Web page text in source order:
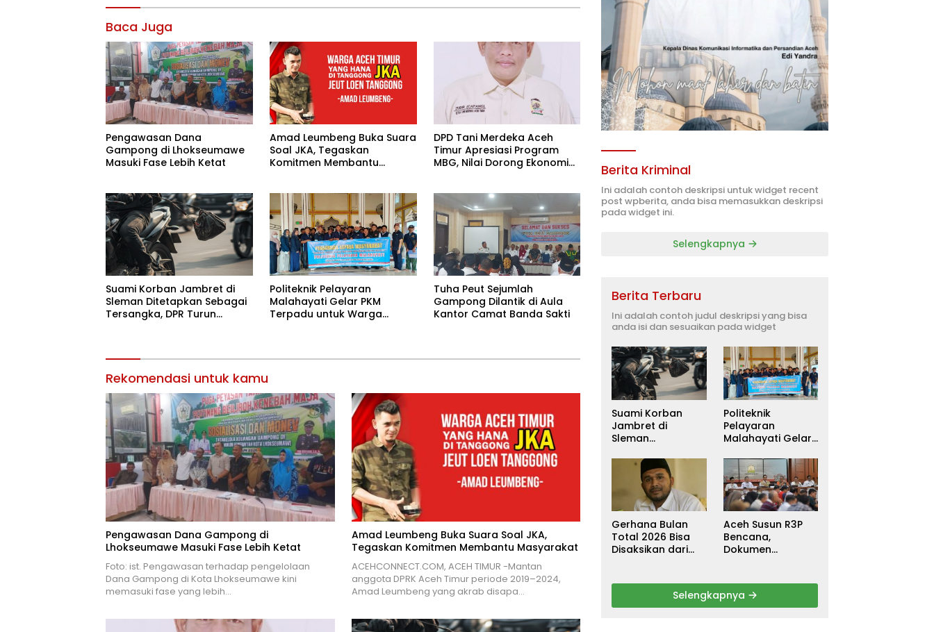
Baca Juga
Pengawasan Dana
Gampong di Lhokseumawe
Masuki Fase Lebih Ketat
Amad Leumbeng Buka Suara
Soal JKA, Tegaskan
Komitmen Membantu
DPD Tani Merdeka Aceh
Timur Apresiasi Program
MBG, Nilai Dorong Ekonomi
Suami Korban Jambret di
Sleman Ditetapkan Sebagai
Tersangka, DPR Turun
Politeknik Pelayaran
Malahayati Gelar PKM
Terpadu untuk Warga
Tuha Peut Sejumlah
Gampong Dilantik di Aula
Kantor Camat Banda Sakti
Rekomendasi untuk kamu
Pengawasan Dana Gampong di
Lhokseumawe Masuki Fase Lebih Ketat
Foto: ist. Pengawasan terhadap pengelolaan
Dana Gampong di Kota Lhokseumawe kini
memasuki fase yang lebih…
Amad Leumbeng Buka Suara Soal JKA,
Tegaskan Komitmen Membantu Masyarakat
ACEHCONNECT.COM, ACEH TIMUR -Mantan
anggota DPRK Aceh Timur periode 2019–2024,
Amad Leumbeng yang akrab disapa…
Berita Kriminal
Ini adalah contoh deskripsi untuk widget recent
post wpberita, anda bisa memasukkan deskripsi
pada widget ini.
Selengkapnya
Berita Terbaru
Ini adalah contoh judul deskripsi yang bisa
anda isi dan sesuaikan pada widget
Suami Korban
Jambret di
Sleman
Sebagai
Tersangka, DPR
Turun Tangan
Cari Keadilan
Politeknik
Pelayaran
Malahayati Gelar
untuk Warga
Terdampak Banjir
di Pidie Jaya
Gerhana Bulan
Total 2026 Bisa
Disaksikan dari
Aceh Susun R3P
Bencana,
Dokumen
Ditarget Rampung
Januari 2026
Selengkapnya